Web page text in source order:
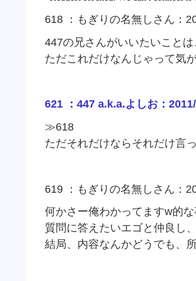
618 ：もぎりの名無しさん：
447の兄さんがいいたいこと
ただこれだけなんじゃって気
621 ：447 a.k.a.よしお：
≫618
ただそれだけならそれだけ言
619 ：もぎりの名無しさん：
何かさー俺わかってますw的
質問に答えたいエゴと仲良し
結局、内容なんかどうでも、